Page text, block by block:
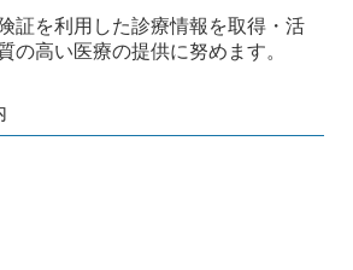
証を利用した診療情報を取得・活
の高い医療の提供に努めます。